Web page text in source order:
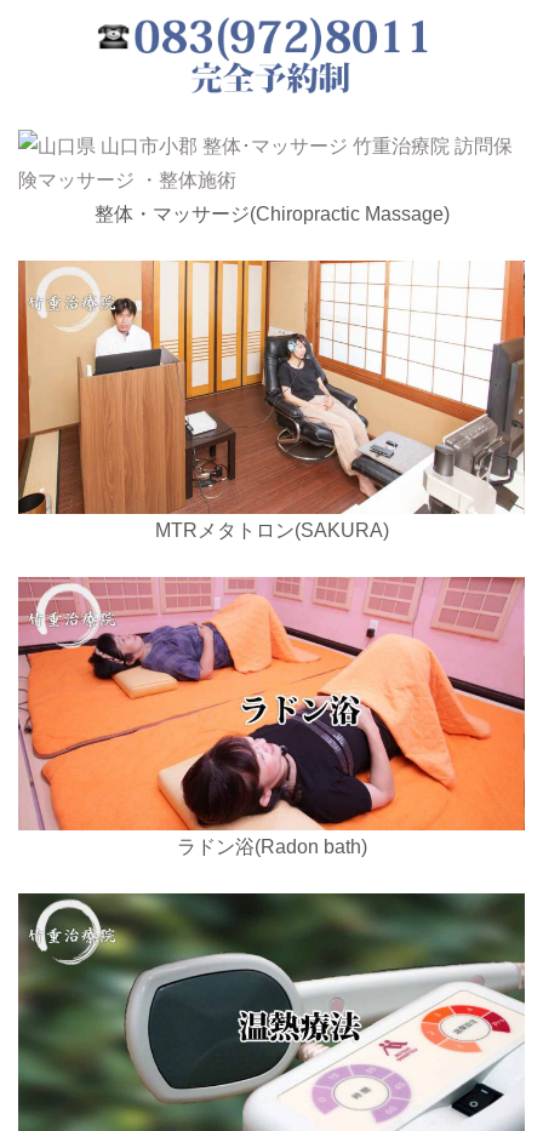
整体・マッサージ(Chiropractic Massage)
MTRメタトロン(SAKURA)
ラドン浴(Radon bath)